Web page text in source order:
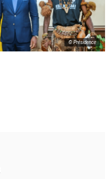
© Présidence